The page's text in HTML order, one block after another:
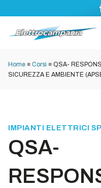
Home ■ Corsi ■ QSA-
SICUREZZA E AMBIENTE
IMPIANTI ELETTRICI
QSA-